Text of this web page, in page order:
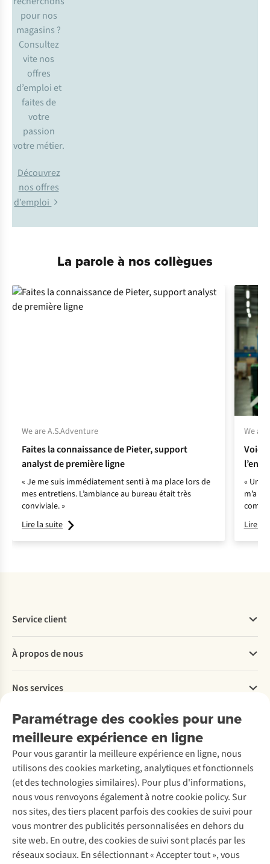
pour nos
magasins ?
Consultez
vite nos
offres
d’emploi et
faites de
votre
passion
votre métier.
Découvrez
nos offres
d’emploi
La parole à nos collègues
We are A.S.Adventure
Faites la connaissance de Pieter, support
analyst de première ligne
« Je me suis immédiatement senti à ma place lors de
mes entretiens. L’ambiance au bureau était très
conviviale. »
Lire la suite
We
Voici
« Une
m’a
Lire la
Paramétrage des cookies pour une
meilleure expérience en ligne
Pour vous garantir la meilleure expérience en ligne, nous
utilisons des cookies marketing, analytiques et fonctionnels
(et des technologies similaires). Pour plus d'informations,
nous vous renvoyons également à notre cookie policy. Sur
nos sites, des tiers placent parfois des cookies de suivi pour
vous montrer des publicités personnalisées en dehors du
site web. En outre, des cookies de suivi sont placés par les
réseaux sociaux. En sélectionnant « Accepter tout », vous
Service client
Commander
Payer
Livraison
Rétractation d'une commande
Entretien & réparations
Garantie
Contactez-nous
À propos de nous
Explore More
À propos d’Ayacucho
Nos magasins
À propos d’A.S.Adventure
Déclaration d'accessibilité
Nos services
Location / Location sports d’hiver
Entretien de ski
Service de lavage
Entretien de chaussures
Réparation de chaussures
Réparation de vêtements
Retouches
Pour les entreprises
Découvrez
A.S.Magazine
Explore Camp
Gear Check
Expertise & conseils
Abonnez-vous à la newsletter
Suivez-nous